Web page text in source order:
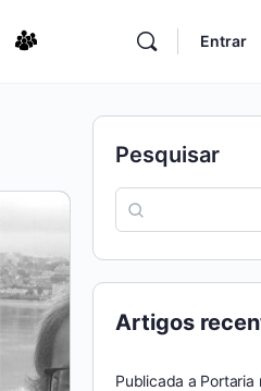
Entrar
Pesquisar
Artigos
Publicada a Portaria